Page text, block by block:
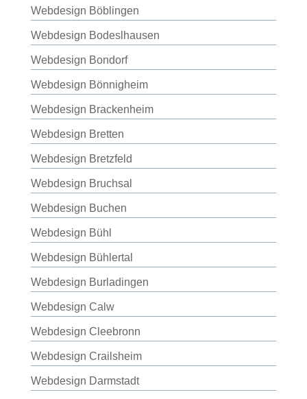
Webdesign Böblingen
Webdesign Bodeslhausen
Webdesign Bondorf
Webdesign Bönnigheim
Webdesign Brackenheim
Webdesign Bretten
Webdesign Bretzfeld
Webdesign Bruchsal
Webdesign Buchen
Webdesign Bühl
Webdesign Bühlertal
Webdesign Burladingen
Webdesign Calw
Webdesign Cleebronn
Webdesign Crailsheim
Webdesign Darmstadt